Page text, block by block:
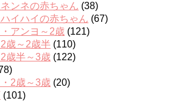
ンネの赤ちゃん (38)
イハイの赤ちゃん (67)
アンヨ～2歳 (121)
歳～2歳半 (110)
歳半～3歳 (122)
2歳～3歳 (20)
(101)